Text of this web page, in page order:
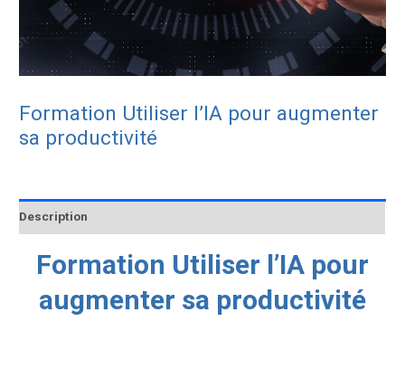
Formation Utiliser l’IA pour augmenter
sa productivité
Description
Formation Utiliser l’IA pour
augmenter sa productivité